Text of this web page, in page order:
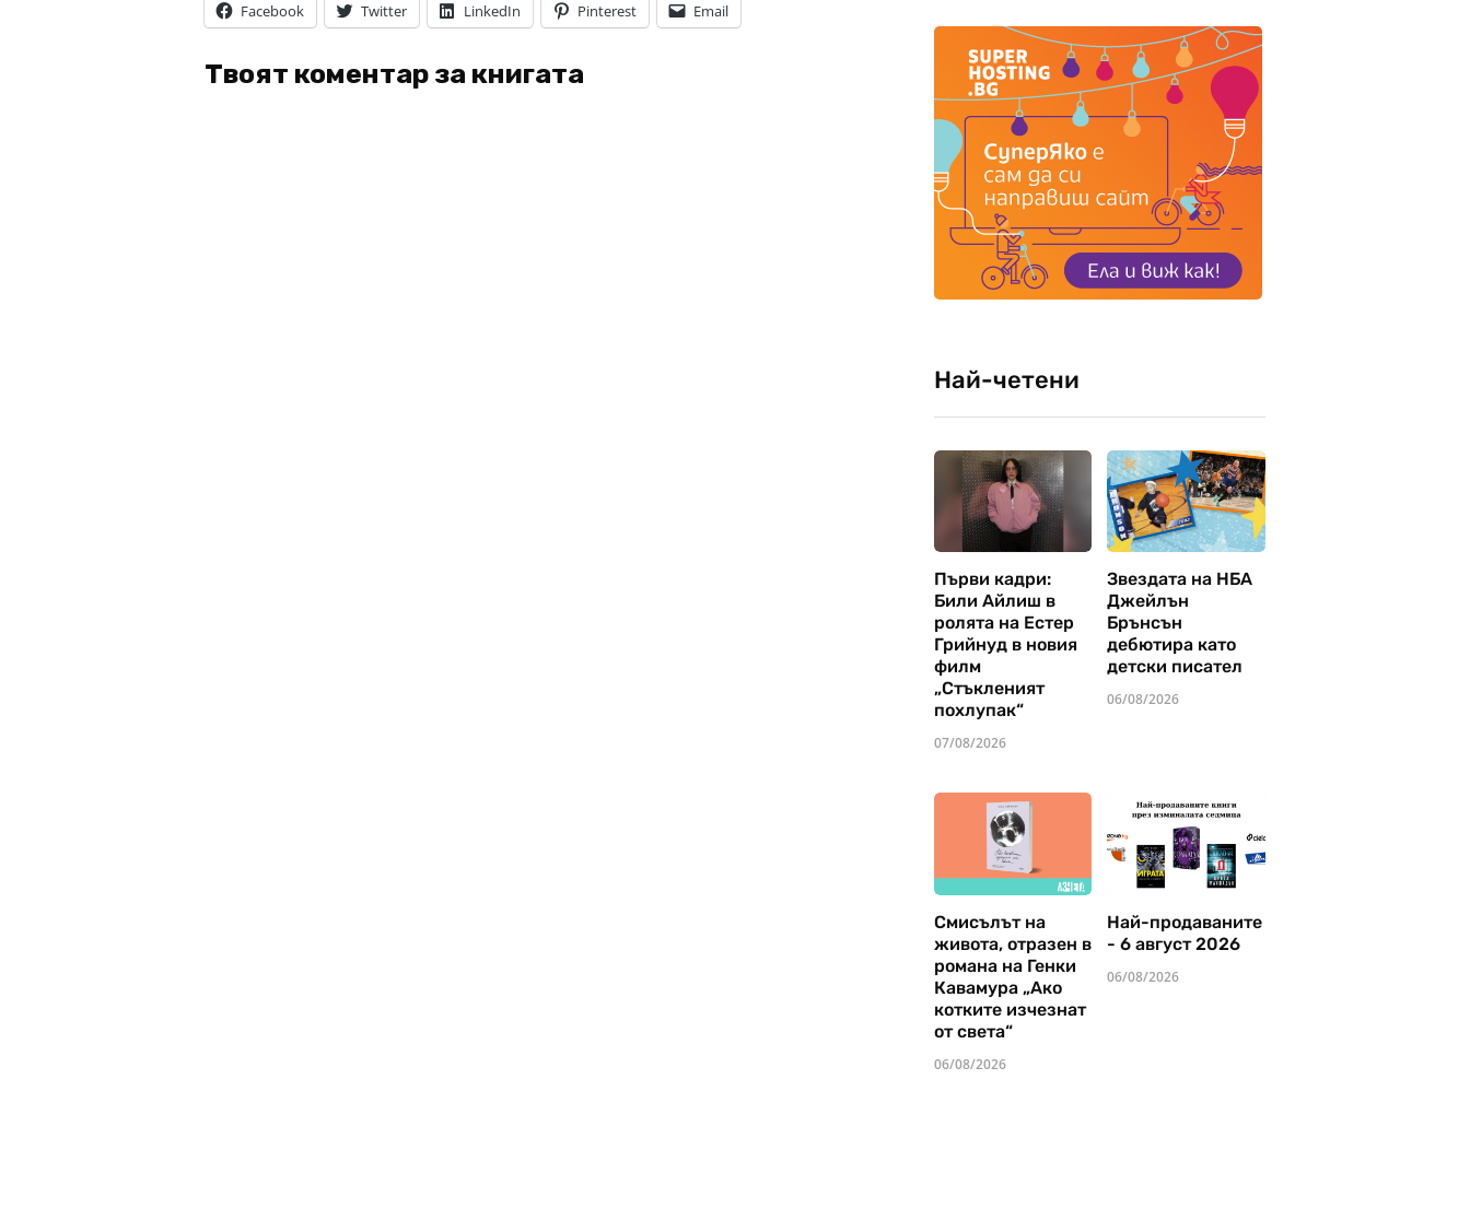
Facebook Twitter LinkedIn Pinterest Email
Твоят коментар за книгата
Най-четени
Първи кадри:
Били Айлиш в
ролята на Естер
Грийнуд в новия
филм
„Стъкленият
похлупак“
07/08/2026
Звездата на НБА
Джейлън
Брънсън
дебютира като
детски писател
06/08/2026
Смисълът на
живота, отразен в
романа на Генки
Кавамура „Ако
котките изчезнат
от света“
06/08/2026
Най-продаваните
- 6 август 2026
06/08/2026